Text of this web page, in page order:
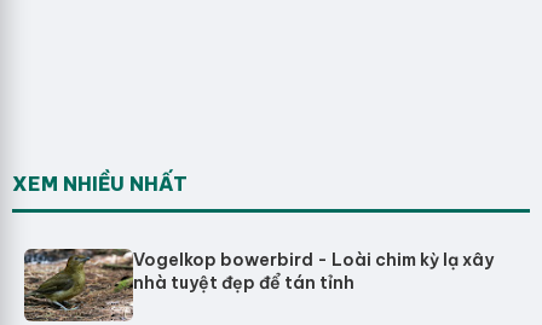
XEM NHIỀU NHẤT
Vogelkop bowerbird - Loài chim kỳ lạ xây
nhà tuyệt đẹp để tán tỉnh